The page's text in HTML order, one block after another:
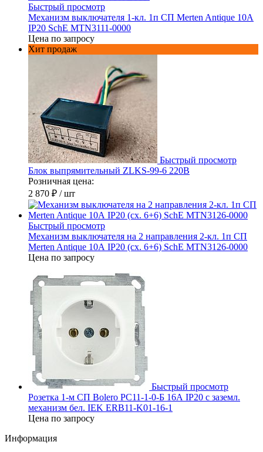
Быстрый просмотр
Механизм выключателя 1-кл. 1п СП Merten Antique 10А
IP20 SchE MTN3111-0000
Цена по запросу
Хит продаж
Быстрый просмотр
Блок выпрямительный ZLKS-99-6 220В
Розничная цена:
2 870 ₽ / шт
Быстрый просмотр
Механизм выключателя на 2 направления 2-кл. 1п СП
Merten Antique 10А IP20 (сх. 6+6) SchE MTN3126-0000
Цена по запросу
Быстрый просмотр
Розетка 1-м СП Bolero РС11-1-0-Б 16А IP20 с заземл.
механизм бел. IEK ERB11-K01-16-1
Цена по запросу
Информация